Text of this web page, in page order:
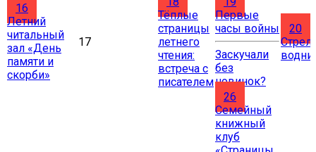
16
Летний
читальный
зал «День
памяти и
скорби»
17
Тёплые
страницы
летнего
чтения:
встреча с
писателем
Первые
часы войны
Заскучали
без
новинок?
20
26
Cемейный
книжный
клуб